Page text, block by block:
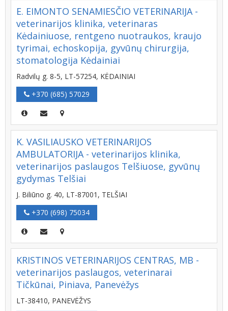
E. EIMONTO SENAMIESČIO VETERINARIJA -
veterinarijos klinika, veterinaras
Kėdainiuose, rentgeno nuotraukos, kraujo
tyrimai, echoskopija, gyvūnų chirurgija,
stomatologija Kėdainiai
Radvilų g. 8-5, LT-57254, KĖDAINIAI
+370 (685) 57029
K. VASILIAUSKO VETERINARIJOS
AMBULATORIJA - veterinarijos klinika,
veterinarijos paslaugos Telšiuose, gyvūnų
gydymas Telšiai
J. Biliūno g. 40, LT-87001, TELŠIAI
+370 (698) 75034
KRISTINOS VETERINARIJOS CENTRAS, MB -
veterinarijos paslaugos, veterinarai
Tičkūnai, Piniava, Panevėžys
LT-38410, PANEVĖŽYS